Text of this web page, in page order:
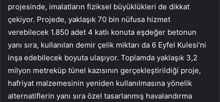
projesinde, imalatların fiziksel büyüklükleri de dikkat
çekiyor. Projede, yaklaşık 70 bin nüfusa hizmet
verebilecek 1.850 adet 4 katlı konuta eşdeğer betonun
yanı sıra, kullanılan demir çelik miktarı da 6 Eyfel Kulesi’ni
inşa edebilecek boyuta ulaşıyor. Toplamda yaklaşık 3,2
milyon metreküp tünel kazısının gerçekleştirildiği proje,
hafriyat malzemesinin yeniden kullanılmasına yönelik
alternatiflerin yanı sıra özel tasarlanmış havalandırma